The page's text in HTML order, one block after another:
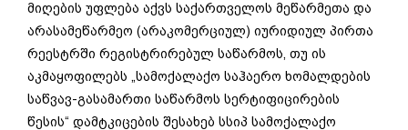
მიღების უფლება აქვს საქართველოს მეწარმეთა და
არასამეწარმეო (არაკომერციულ) იურიდიულ პირთა
რეესტრში რეგისტრირებულ საწარმოს, თუ ის
აკმაყოფილებს „სამოქალაქო საჰაერო ხომალდების
საწვავ-გასამართი საწარმოს სერტიფიცირების
წესის“ დამტკიცების შესახებ სსიპ სამოქალაქო